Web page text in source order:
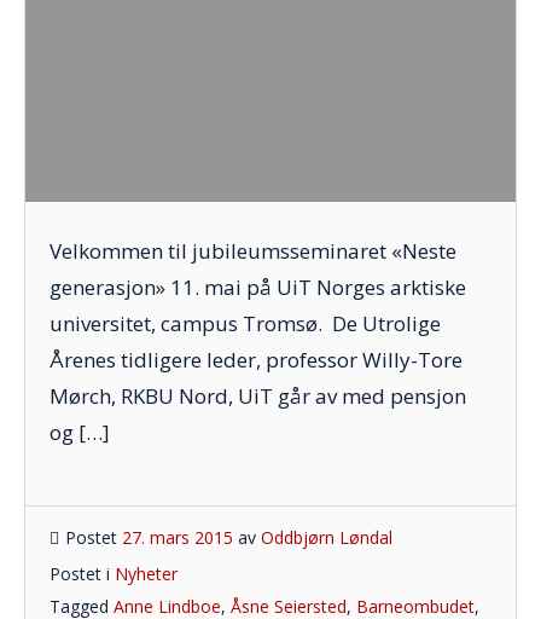
Velkommen til jubileumsseminaret «Neste
generasjon» 11. mai på UiT Norges arktiske
universitet, campus Tromsø. De Utrolige
Årenes tidligere leder, professor Willy-Tore
Mørch, RKBU Nord, UiT går av med pensjon
og […]
Postet 27. mars 2015 av Oddbjørn Løndal
Postet i Nyheter
Tagged Anne Lindboe, Åsne Seiersted, Barneombudet,